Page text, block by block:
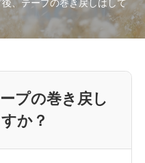
、テープの巻き戻しはして
プの巻き戻し
か？